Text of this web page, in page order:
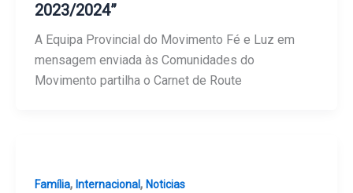
2023/2024”
A Equipa Provincial do Movimento Fé e Luz em
mensagem enviada às Comunidades do
Movimento partilha o Carnet de Route
Família, Internacional, Noticias